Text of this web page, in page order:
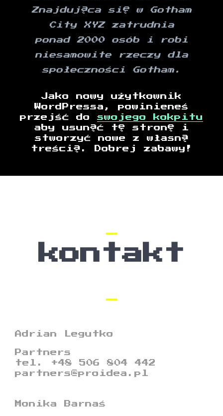
Znajdująca się w Gotham
City XYZ zatrudnia
ponad 2000 osób i robi
niesamowite rzeczy dla
społeczności Gotham.
Jako nowy użytkownik
WordPressa, powinieneś
przejść do swojego kokpitu
aby usunąć tę stronę i
stworzyć nowe z własną
treścią. Dobrej zabawy!
kontakt
Adrian Legutko
Partners
tel. +48 506 804 442
partners@proidea.pl
Monika Barnaś